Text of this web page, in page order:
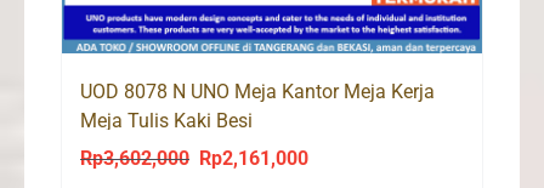
UOD 8078 N UNO Meja Kantor Meja Kerja
Meja Tulis Kaki Besi
Rp3,602,000
Original
Rp2,161,000Current